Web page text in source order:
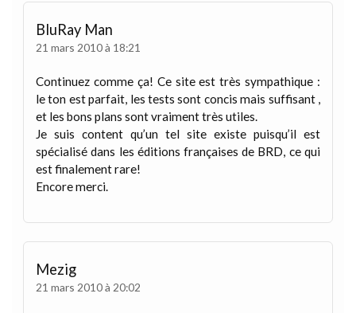
BluRay Man
21 mars 2010 à 18:21
Continuez comme ça! Ce site est très sympathique :
le ton est parfait, les tests sont concis mais suffisant ,
et les bons plans sont vraiment très utiles.
Je suis content qu’un tel site existe puisqu’il est
spécialisé dans les éditions françaises de BRD, ce qui
est finalement rare!
Encore merci.
Mezig
21 mars 2010 à 20:02